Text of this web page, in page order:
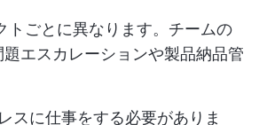
トごとに異なります。チームの
エスカレーションや製品納品管
スに仕事をする必要がありま